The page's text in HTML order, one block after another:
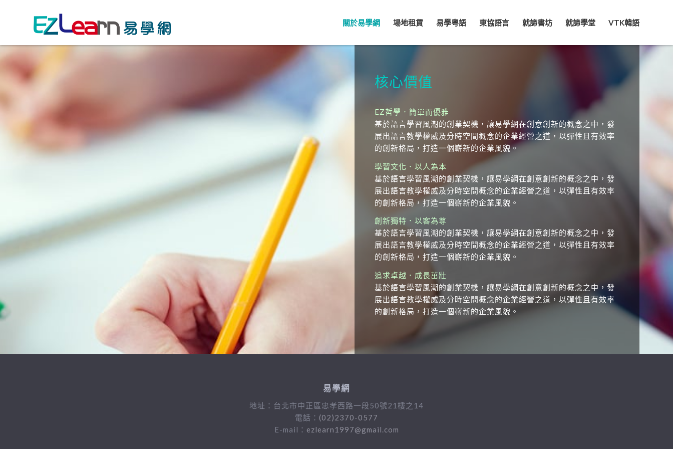
關於易學網 場地租賃 易學粵語 東協語言 就諦書坊 就諦學堂 VTK韓語
核心價值
EZ哲學．簡單而優雅
基於語言學習風潮的創業契機，讓易學網在創意創新的概念之中，發
展出語言教學權威及分時空間概念的企業經營之道，以彈性且有效率
的創新格局，打造一個嶄新的企業風貌。
學習文化．以人為本
基於語言學習風潮的創業契機，讓易學網在創意創新的概念之中，發
展出語言教學權威及分時空間概念的企業經營之道，以彈性且有效率
的創新格局，打造一個嶄新的企業風貌。
創新獨特．以客為尊
基於語言學習風潮的創業契機，讓易學網在創意創新的概念之中，發
展出語言教學權威及分時空間概念的企業經營之道，以彈性且有效率
的創新格局，打造一個嶄新的企業風貌。
追求卓越．成長茁壯
基於語言學習風潮的創業契機，讓易學網在創意創新的概念之中，發
展出語言教學權威及分時空間概念的企業經營之道，以彈性且有效率
的創新格局，打造一個嶄新的企業風貌。
易學網
地址：台北市中正區忠孝西路一段50號21樓之14
電話： (02)2370-0577
E-mail： ezlearn1997@gmail.com